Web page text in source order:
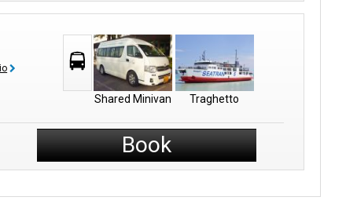
Shared Minivan Traghetto
Book